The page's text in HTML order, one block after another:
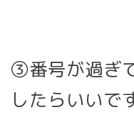
③番号が過ぎ
したらいいで